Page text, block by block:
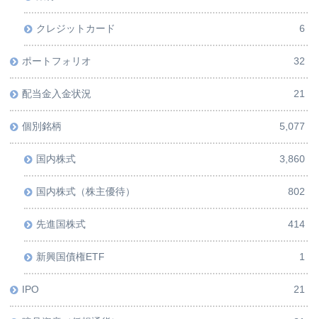
クレジットカード 6
ポートフォリオ 32
配当金入金状況 21
個別銘柄 5,077
国内株式 3,860
国内株式（株主優待） 802
先進国株式 414
新興国債権ETF 1
IPO 21